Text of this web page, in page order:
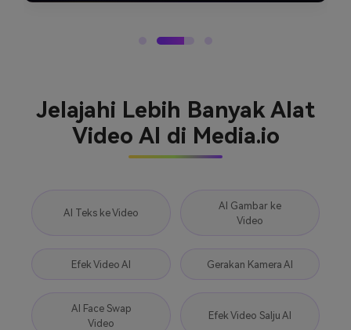
Jelajahi Lebih Banyak Alat
Video AI di Media.io
AI Teks ke Video
AI Gambar ke
Video
Efek Video AI Gerakan Kamera AI
AI Face Swap
Video
Efek Video Salju AI